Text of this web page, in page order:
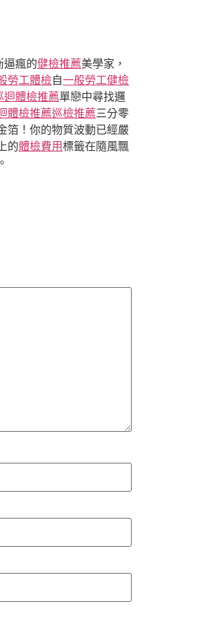
逼瘋的健檢推薦美學家，
勞工體檢自一般勞工健檢
迴體檢推薦單戀中尋找邏
體檢推薦巡檢推薦三分零
箔！你的物質波動已經嚴
的體檢費用標籤在隨風飄